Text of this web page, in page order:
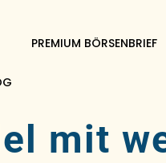
PREMIUM BÖRSENBRIEF
mit